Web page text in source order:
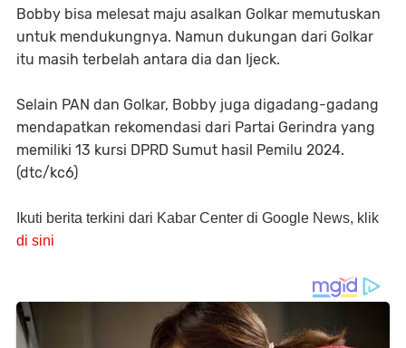
Bobby bisa melesat maju asalkan Golkar memutuskan
untuk mendukungnya. Namun dukungan dari Golkar
itu masih terbelah antara dia dan Ijeck.
Selain PAN dan Golkar, Bobby juga digadang-gadang
mendapatkan rekomendasi dari Partai Gerindra yang
memiliki 13 kursi DPRD Sumut hasil Pemilu 2024.
(dtc/kc6)
Ikuti berita terkini dari Kabar Center di Google News, klik
di sini